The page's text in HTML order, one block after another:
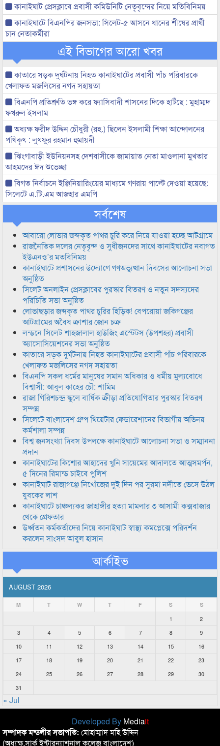
কানাইঘাট প্রেসক্লাবে প্রবাসী কমিউনিটি নেতৃবৃন্দের নিয়ে মতিবিনিময়
কানাইঘাটে বিএনপির জনসভা: সিলেট-৫ আসনে ধানের শীষের প্রার্থী
চান নেতাকর্মীরা
এই বিভাগের আরো খবর
কাতারে সড়ক দুর্ঘটনায় নিহত কানাইঘাটের প্রবাসী পাঁচ পরিবারকে
খেলাফত মজলিসের নগদ সহায়তা
বিএনপি প্রতিশ্রুতি ভঙ্গ করে ফ্যাসিবাদী শাসনের দিকে হাটঁছে : মুহাম্মদ
ফখরুল ইসলাম
অধ্যক্ষ ফরীদ উদ্দিন চৌধুরী (রহ.) ছিলেন ইসলামী শিক্ষা আন্দোলনের
পথিকৃৎ : লুৎফুর রহমান হুমায়দী
ঝিংগাবাড়ী ইউনিয়নসহ দেশবাসীকে জামায়াত নেতা মাওলানা মুখতার
আহমদের ঈদ শুভেচ্ছা
বিগত নির্বাচনে ইঞ্জিনিয়ারিংয়ের মাধ্যমে গণরায় পাল্টে দেওয়া হয়েছে:
সিলেটে এ.টি.এম আজহার এমপি
সর্বশেষ
আবারো লোভার জব্দকৃত পাথর চুরি করে নিয়ে যাওয়া হচ্ছে আটগ্রামে
রাজনৈতিক দলের নেতৃবৃন্দ ও সুধীজনদের সাথে কানাইঘাটের নবাগত
ইউএনও’র মতবিনিময়
কানাইঘাটে প্রশাসনের উদ্যোগে গণঅভ্যুত্থান দিবসের আলোচনা সভা
অনুষ্ঠিত
সিলেট অনলাইন প্রেসক্লাবের পুরস্কার বিতরণ ও নতুন সদস্যদের
পরিচিতি সভা অনুষ্ঠিত
লোভাছড়ার জব্দকৃত পাথর চুরির হিড়িক! বেপরোয়া জকিগঞ্জের
আটগ্রামের অবৈধ ক্রাশার জোন চক্র
লন্ডনে সিলেট শাহজালাল হাউজিং এস্টেটস (উপশহর) প্রবাসী
অ্যাসোসিয়েশনের সভা অনুষ্ঠিত
কাতারে সড়ক দুর্ঘটনায় নিহত কানাইঘাটের প্রবাসী পাঁচ পরিবারকে
খেলাফত মজলিসের নগদ সহায়তা
বিএনপি সকল ধর্মের মানুষের সমান অধিকার ও ধর্মীয় মুল্যবোধে
বিশ্বাসী: আবুল কাহের চৌ: শামিম
রাজা গিরিশচন্দ্র স্কুলে বার্ষিক ক্রীড়া প্রতিযোগিতার পুরস্কার বিতরণ
সম্পন্ন
সিলেটে বাংলাদেশ গ্রুপ থিয়েটার ফেডারেশানের বিভাগীয় অভিনয়
কর্মশালা সম্পন্ন
বিশ্ব জনসংখ্যা দিবস উপলক্ষে কানাইঘাটে আলোচনা সভা ও সম্মাননা
প্রদান
কানাইঘাটের কিশোর আহাদের খুনি সায়েমের আদালতে আত্মসমর্পন,
৫ দিনের রিমান্ড চাইবে পুলিশ
কানাইঘাট রাজাগঞ্জে নিখোঁজের দুই দিন পর সুরমা নদীতে ভেসে উঠল
যুবকের লাশ
কানাইঘাটে চাঞ্চল্যকর জাহাঙ্গীর হত্যা মামলার ৩ আসামী কক্সবাজার
থেকে গ্রেফতার
উর্ধ্বতন কর্মকর্তাদের নিয়ে কানাইঘাট স্বাস্থ্য কমপ্লেক্সে পরিদর্শন
করলেন সাংসদ আবুল হাসান
আর্কাইভ
AUGUST 2026
M T W T F S S
1
2
3
4 5 6 7 8
9
10
11 12 13 14 15
16
17
18 19 20 21 22
23
24
25 26 27 28 29
30
31
« Jul
Developed By Mediait
সম্পাদক মন্ডলীর সভাপতি: মোহাম্মাদ মহি উদ্দিন
(অধ্যক্ষ,সার্ক ইন্টারন্যাশনাল কলেজ বাংলাদেশ)